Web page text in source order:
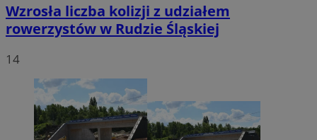
Wzrosła liczba kolizji z udziałem
rowerzystów w Rudzie Śląskiej
14